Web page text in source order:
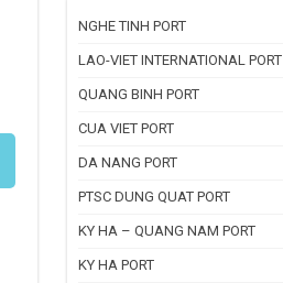
NGHE TINH PORT
LAO-VIET INTERNATIONAL PORT
QUANG BINH PORT
CUA VIET PORT
DA NANG PORT
PTSC DUNG QUAT PORT
KY HA – QUANG NAM PORT
KY HA PORT